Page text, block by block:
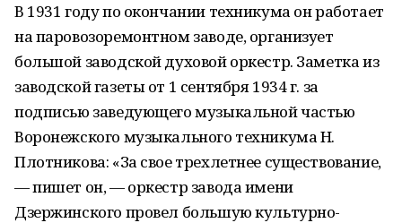
В 1931 году по окончании техникума он работает
на паровозоремонтном заводе, организует
большой заводской духовой оркестр. Заметка из
заводской газеты от 1 сентября 1934 г. за
подписью заведующего музыкальной частью
Воронежского музыкального техникума Н.
Плотникова: «За свое трехлетнее существование,
— пишет он, — оркестр завода имени
Дзержинского провел большую культурно-